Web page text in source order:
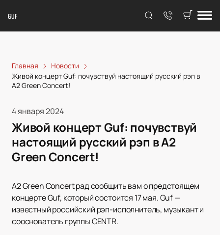
GUF
Главная
Новости
Живой концерт Guf: почувствуй настоящий русский рэп в
А2 Green Concert!
4 января 2024
Живой концерт Guf: почувствуй
настоящий русский рэп в А2
Green Concert!
А2 Green Concert рад сообщить вам о предстоящем
концерте Guf, который состоится 17 мая. Guf —
известный российский рэп-исполнитель, музыкант и
сооснователь группы CENTR.